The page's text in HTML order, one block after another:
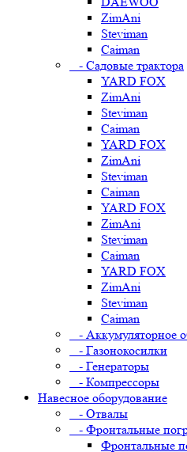
ZimAni
Steviman
Caiman
- Садовые трактора
YARD FOX
ZimAni
Steviman
Caiman
YARD FOX
ZimAni
Steviman
Caiman
YARD FOX
ZimAni
Steviman
Caiman
YARD FOX
ZimAni
Steviman
Caiman
- Аккумуляторное
- Газонокосилки
- Генераторы
- Компрессоры
Навесное оборудование
- Отвалы
- Фронтальные
Фронтальные